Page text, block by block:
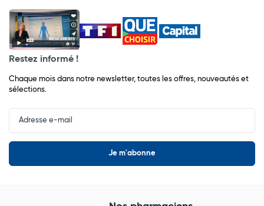
Restez informé !
Chaque mois dans notre newsletter, toutes les offres, nouveautés et
sélections.
Input
Newsletter